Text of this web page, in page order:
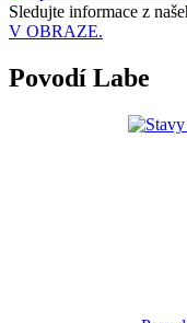
Sledujte informace z
V OBRAZE.
Povodí Labe